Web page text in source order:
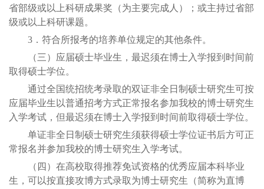
省部级或以上科研成果奖（为主要完成人）；或主持过省部
级或以上科研课题。
3．符合所报考的培养单位规定的其他条件。
（三）应届硕士毕业生，最迟须在博士入学报到时间前
取得硕士学位。
通过全国统招统考录取的双证非全日制硕士研究生可按
应届毕业生以普通招考方式正常报名参加我校的博士研究生
入学考试，但最迟须在博士入学报到时间前取得硕士学位。
单证非全日制硕士研究生须获得硕士学位证书后方可正
常报名并参加我校的博士研究生入学考试。
（四）在高校取得推荐免试资格的优秀应届本科毕业
生，可以按直接攻博方式录取为博士研究生（简称为直博